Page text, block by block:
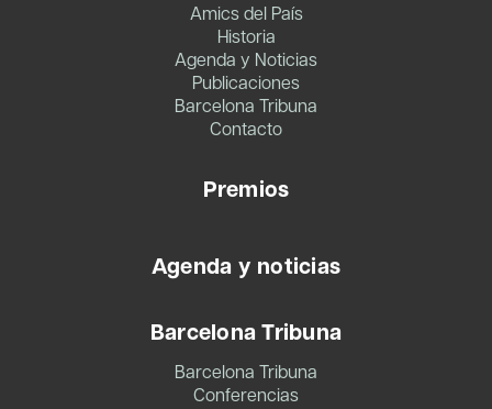
Amics del País
Historia
Agenda y Noticias
Publicaciones
Barcelona Tribuna
Contacto
Premios
Agenda y noticias
Barcelona Tribuna
Barcelona Tribuna
Conferencias